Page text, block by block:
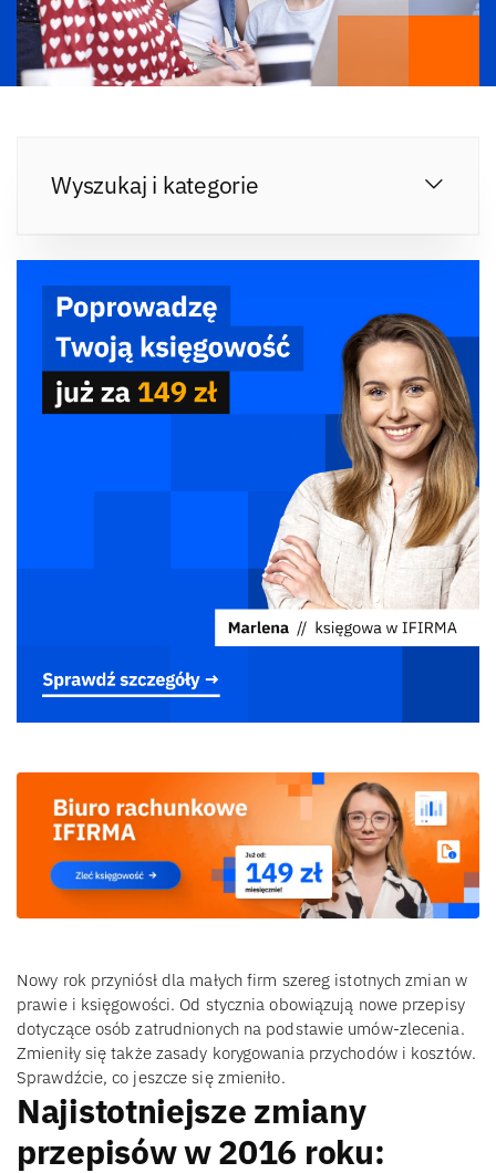
Wyszukaj i kategorie
Nowy rok przyniósł dla małych firm szereg istotnych zmian w
prawie i księgowości. Od stycznia obowiązują nowe przepisy
dotyczące osób zatrudnionych na podstawie umów-zlecenia.
Zmieniły się także zasady korygowania przychodów i kosztów.
Sprawdźcie, co jeszcze się zmieniło.
Najistotniejsze zmiany
przepisów w 2016 roku: